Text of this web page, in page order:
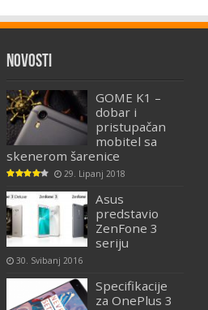
Novosti
GOME K1 –
dobar i
pristupačan
mobitel sa
skenerom šarenice
29. Lipanj 2018
Asus
predstavio
ZenFone 3
seriju
30. Svibanj 2016
Specifikacije
za OnePlus 3